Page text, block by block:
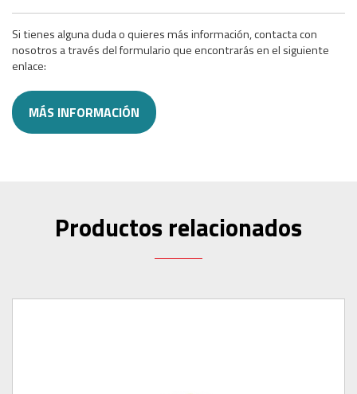
Si tienes alguna duda o quieres más información, contacta con
nosotros a través del formulario que encontrarás en el siguiente
enlace:
MÁS INFORMACIÓN
Productos relacionados